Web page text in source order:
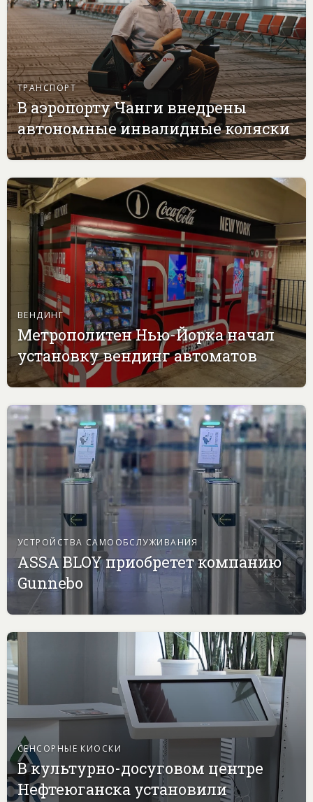
ТРАНСПОРТ
В аэропорту Чанги внедрены
автономные инвалидные коляски
ВЕНДИНГ
Метрополитен Нью-Йорка начал
установку вендинг автоматов
УСТРОЙСТВА САМООБСЛУЖИВАНИЯ
ASSA BLOY приобретет компанию
Gunnebo
СЕНСОРНЫЕ КИОСКИ
В культурно-досуговом центре
Нефтеюганска установили